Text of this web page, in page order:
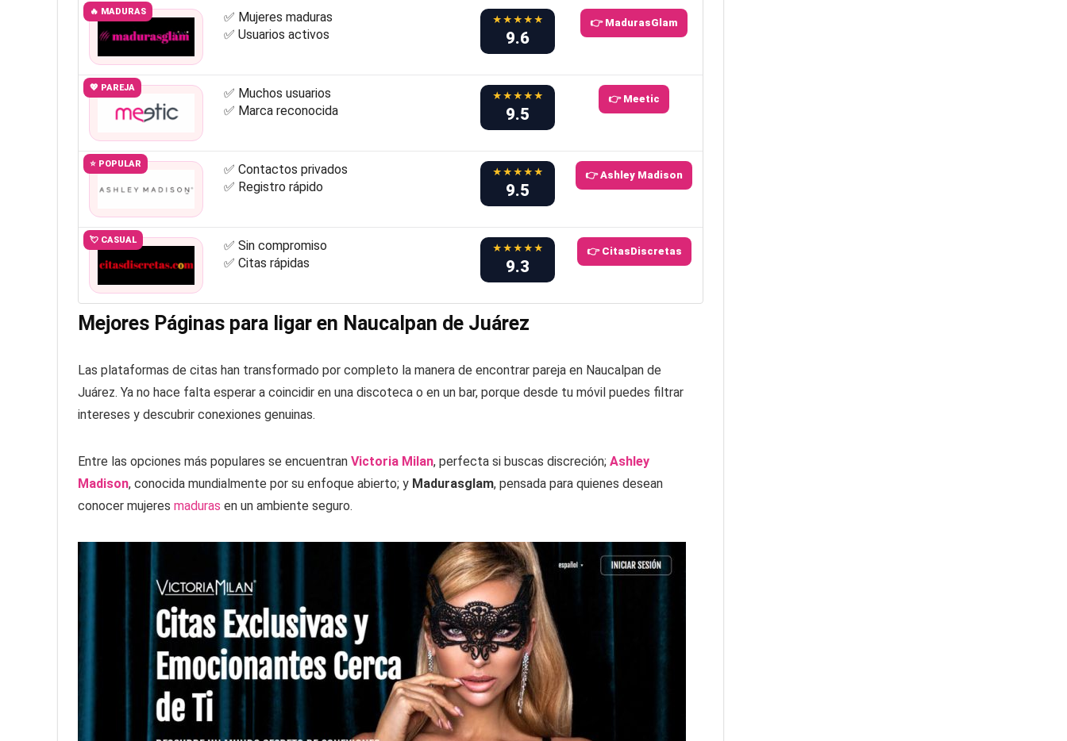
🔥 MADURAS
✅ Mujeres maduras
✅ Usuarios activos
★★★★★
9.6
👉 MadurasGlam
💖 PAREJA
✅ Muchos usuarios
✅ Marca reconocida
★★★★★
9.5
👉 Meetic
⭐ POPULAR
✅ Contactos privados
✅ Registro rápido
★★★★★
9.5
👉 Ashley Madison
💘 CASUAL
✅ Sin compromiso
✅ Citas rápidas
★★★★★
9.3
👉 CitasDiscretas
Mejores Páginas para ligar en Naucalpan de Juárez
Las plataformas de citas han transformado por completo la manera de encontrar pareja en Naucalpan de
Juárez. Ya no hace falta esperar a coincidir en una discoteca o en un bar, porque desde tu móvil puedes filtrar
intereses y descubrir conexiones genuinas.
Entre las opciones más populares se encuentran Victoria Milan, perfecta si buscas discreción; Ashley
Madison, conocida mundialmente por su enfoque abierto; y Madurasglam, pensada para quienes desean
conocer mujeres maduras en un ambiente seguro.